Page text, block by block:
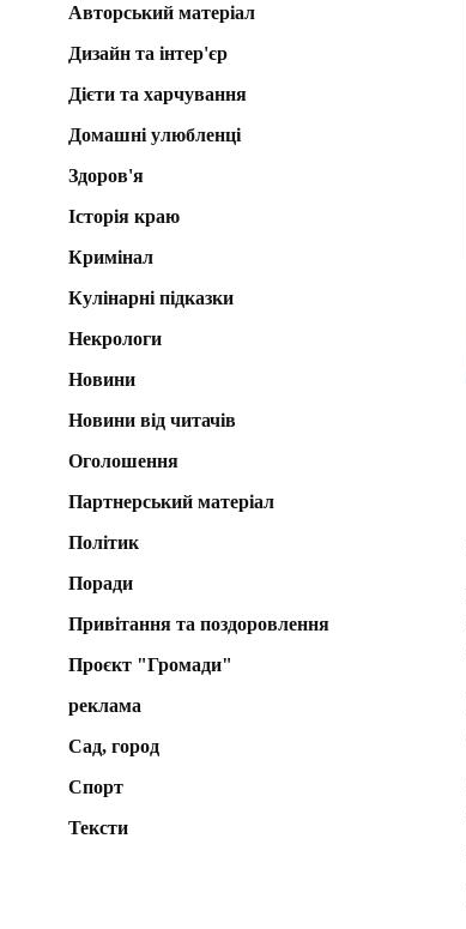
Авторський матеріал
Дизайн та інтер'єр
Дієти та харчування
Домашні улюбленці
Здоров'я
Історія краю
Кримінал
Кулінарні підказки
Некрологи
Новини
Новини від читачів
Оголошення
Партнерський матеріал
Політик
Поради
Привітання та поздоровлення
Проєкт "Громади"
реклама
Сад, город
Спорт
Тексти